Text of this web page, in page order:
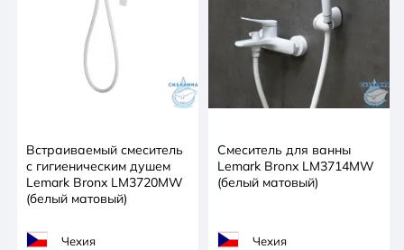
Встраиваемый смеситель
с гигиеническим душем
Lemark Bronx LM3720MW
(белый матовый)
Чехия
Смеситель для ванны
Lemark Bronx LM3714MW
(белый матовый)
Чехия